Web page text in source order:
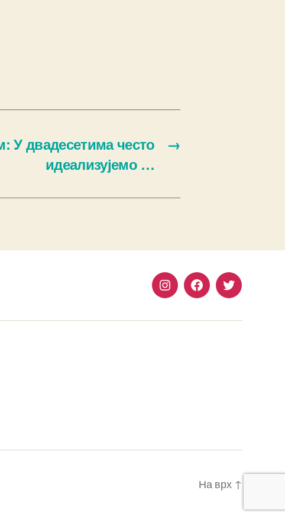
→
У двадесетима често
идеализујемо …
InstagramFacebook
Twitter
На врх ↑